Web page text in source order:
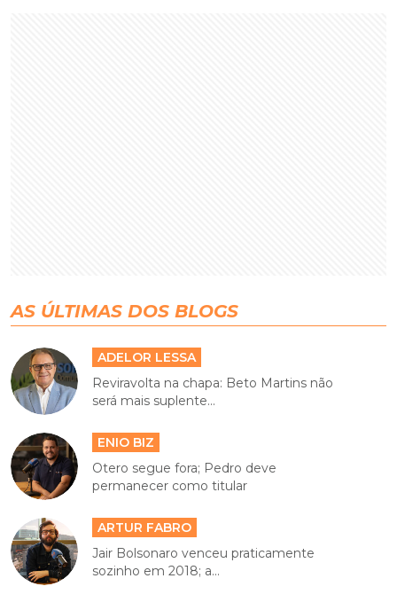
AS ÚLTIMAS DOS BLOGS
ADELOR LESSA
Reviravolta na chapa: Beto Martins não
será mais suplente...
ENIO BIZ
Otero segue fora; Pedro deve
permanecer como titular
ARTUR FABRO
Jair Bolsonaro venceu praticamente
sozinho em 2018; a...